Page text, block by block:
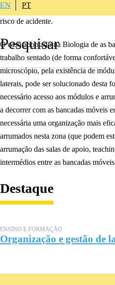
EN PT
sentado. A extensão ficaria neste
risco de acidente.
O caso apontado na Biologia de as
trabalho sentado (de forma
microscópio, pela existência de
laterais, pode ser solucionado desta
necessário acesso aos módulos e
a decorrer com as bancadas móveis
necessária uma organização mais
arrumados nesta zona (que podem
arrumação das salas de apoio,
intermédios entre as bancadas
Destaque
ENSINO E FORMAÇÃO
Organização e gestão de